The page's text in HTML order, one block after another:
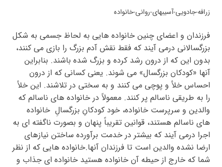
زرافه-جادویی-آسیبهای-روانی-خانواده
فرزندان و اعضای چنین خانواده هایی به لحاظ جسمی به شکل
بزرگسالانی درمی آیند که فقط نقش آدم بزرگ را بازی می کنند،
بدون این که از درون رشد کرده و بزرگ شده باشند. بنابراین
آنها «کودکان بزرگسال» می شوند. یعنی کسانی که از درون
احساس خلأ و پوچی می کنند و به سختی در تلاشند. این خلأ
را به طریقی ناسالم پر کنند. معمولاً در خانواده های ناسالم که
والدین و سرپرست خانواده، خود کودکانِ بزرگسالِ خانواده
های ناسالم هستند، قوانین تقریباً پنهان و بصورت ناگفته ای به
اجرا درمی آیند که بیشتر در خدمت برآورده ساختن نیازهای
ارضا نشده والدین است تا فرزندان آنها.خانواده هایی که از نظر
شما که خارج از حیطه آن خانواده هستید خانواده ای جذاب و